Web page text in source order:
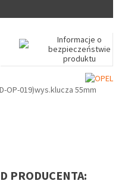
Informacje o
bezpieczeństwie
produktu
OP-019)wys.klucza 55mm
PRODUCENTA: